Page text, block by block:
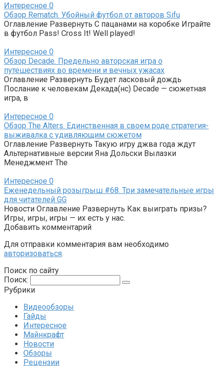
Интересное 0
Обзор Rematch. Убойный футбол от авторов Sifu
Оглавление Развернуть С пацанами на коробке Играйте
в футбол Pass! Cross It! Well played!
Интересное 0
Обзор Decade. Предельно авторская игра о
путешествиях во времени и вечных ужасах
Оглавление Развернуть Будет ласковый дождь
Послание к человекам Декада(нс) Decade — сюжетная
игра, в
Интересное 0
Обзор The Alters. Единственная в своем роде стратегия-
выживалка с удивляющим сюжетом
Оглавление Развернуть Такую игру джва года ждут
Альтернативные версии Яна Дольски Вылазки
Менеджмент The
Интересное 0
Еженедельный розыгрыш #68. Три замечательные игры
для читателей GG
Новости Оглавление Развернуть Как выиграть призы?
Игры, игры, игры — их есть у нас.
Добавить комментарий
Для отправки комментария вам необходимо
авторизоваться.
Поиск по сайту
Поиск:
Рубрики
Видеообзоры
Гайды
Интересное
Майнкрафт
Новости
Обзоры
Рецензии